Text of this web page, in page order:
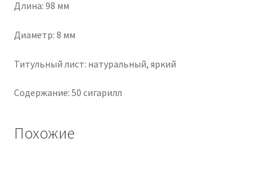
Длина: 98 мм
Диаметр: 8 мм
Титульный лист: натуральный, яркий
Содержание: 50 сигарилл
Похожие